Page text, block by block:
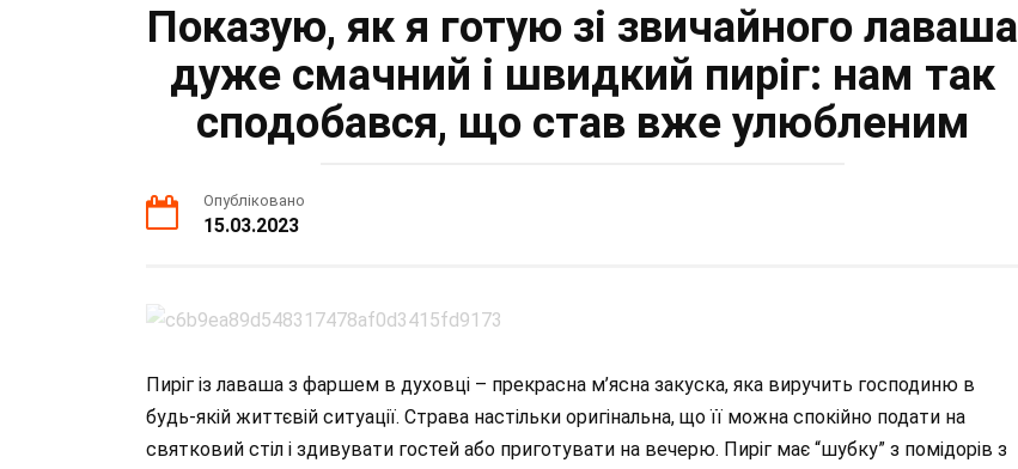
Показую, як я готую зі звичайного лаваша
дуже смачний і швидкий пиріг: нам так
сподобався, що став вже улюбленим
Опубліковано
15.03.2023
Пиріг із лаваша з фаршем в духовці – прекрасна м’ясна закуска, яка виручить господиню в
будь-якій життєвій ситуації. Страва настільки оригінальна, що її можна спокійно подати на
святковий стіл і здивувати гостей або приготувати на вечерю. Пиріг має “шубку” з помідорів з